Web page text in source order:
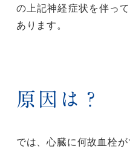
の上記神経症状を伴っ
あります。
原因は？
では、心臓に何故血栓が